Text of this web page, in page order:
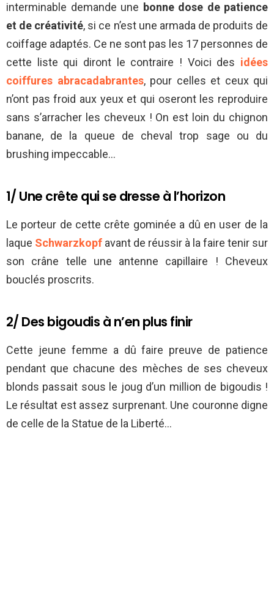
interminable demande une bonne dose de patience
et de créativité, si ce n’est une armada de produits de
coiffage adaptés. Ce ne sont pas les 17 personnes de
cette liste qui diront le contraire ! Voici des idées
coiffures abracadabrantes, pour celles et ceux qui
n’ont pas froid aux yeux et qui oseront les reproduire
sans s’arracher les cheveux ! On est loin du chignon
banane, de la queue de cheval trop sage ou du
brushing impeccable…
1/ Une crête qui se dresse à l’horizon
Le porteur de cette crête gominée a dû en user de la
laque Schwarzkopf avant de réussir à la faire tenir sur
son crâne telle une antenne capillaire ! Cheveux
bouclés proscrits.
2/ Des bigoudis à n’en plus finir
Cette jeune femme a dû faire preuve de patience
pendant que chacune des mèches de ses cheveux
blonds passait sous le joug d’un million de bigoudis !
Le résultat est assez surprenant. Une couronne digne
de celle de la Statue de la Liberté…